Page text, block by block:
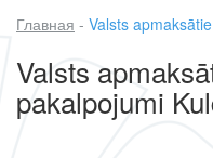
Строка
навигации
Главная Valsts
Valsts
pakalpojumi